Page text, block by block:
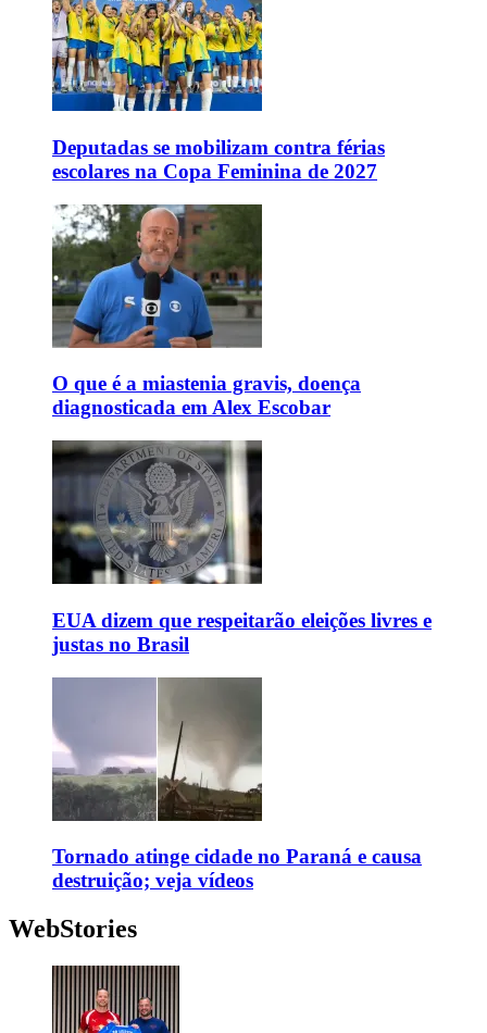
Deputadas se mobilizam contra férias
escolares na Copa Feminina de 2027
O que é a miastenia gravis, doença
diagnosticada em Alex Escobar
EUA dizem que respeitarão eleições livres e
justas no Brasil
Tornado atinge cidade no Paraná e causa
destruição; veja vídeos
WebStories